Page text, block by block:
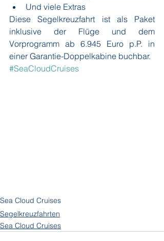
Und viele Extras
Diese Segelkreuzfahrt ist als Paket
inklusive der Flüge und dem
Vorprogramm ab 6.945 Euro p.P. in
einer Garantie-Doppelkabine buchbar.
#SeaCloudCruises
Sea Cloud Cruises
Segelkreuzfahrten
Sea Cloud Cruises